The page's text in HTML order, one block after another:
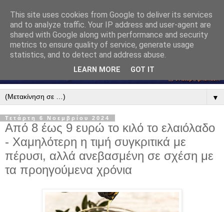
▼
Τετάρτη 6 Νοεμβρίου 2024
Από 8 έως 9 ευρώ το κιλό το ελαιόλαδο
- Χαμηλότερη η τιμή συγκριτικά με
πέρυσι, αλλά ανεβασμένη σε σχέση με
τα προηγούμενα χρόνια
This site uses cookies from Google to deliver its services
and to analyze traffic. Your IP address and user-agent are
shared with Google along with performance and security
metrics to ensure quality of service, generate usage
statistics, and to detect and address abuse.
LEARN MORE GOT IT